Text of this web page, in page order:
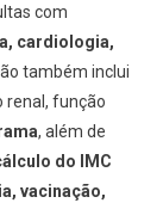
com
cardiologia,
também inclui
renal, função
, além de
do IMC
vacinação,